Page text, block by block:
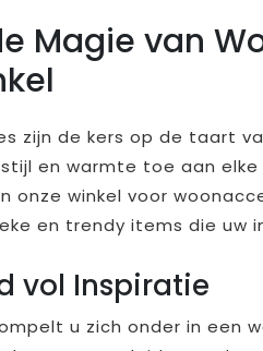
Magie van
zijn de kers op de taart
en warmte toe aan
onze winkel voor
en trendy items die uw
vol Inspiratie
u zich onder in een